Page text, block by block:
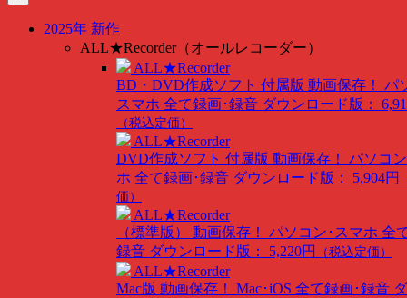
…
2025年 新作
ALL★Recorder（オールレコーダー）
ALL★Recorder
BD・DVD作成ソフト 付属版 動画保存！ パ
スマホ 全て録画･録音 ダウンロード版：
（税込定価）
ALL★Recorder
DVD作成ソフト 付属版 動画保存！ パソコ
ホ 全て録画･録音 ダウンロード版： 5,904円
価）
ALL★Recorder
（標準版） 動画保存！ パソコン･スマホ 全
録音 ダウンロード版： 5,220円 （税込定価）
ALL★Recorder
Mac版 動画保存！ Mac･iOS 全て録画･録音